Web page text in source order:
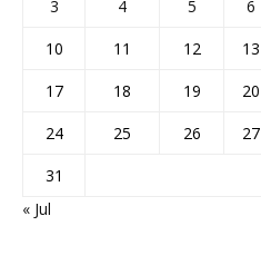
3
4 5 6
10
11 12 13
17
18 19 20
24
25 26 27
31
« Jul